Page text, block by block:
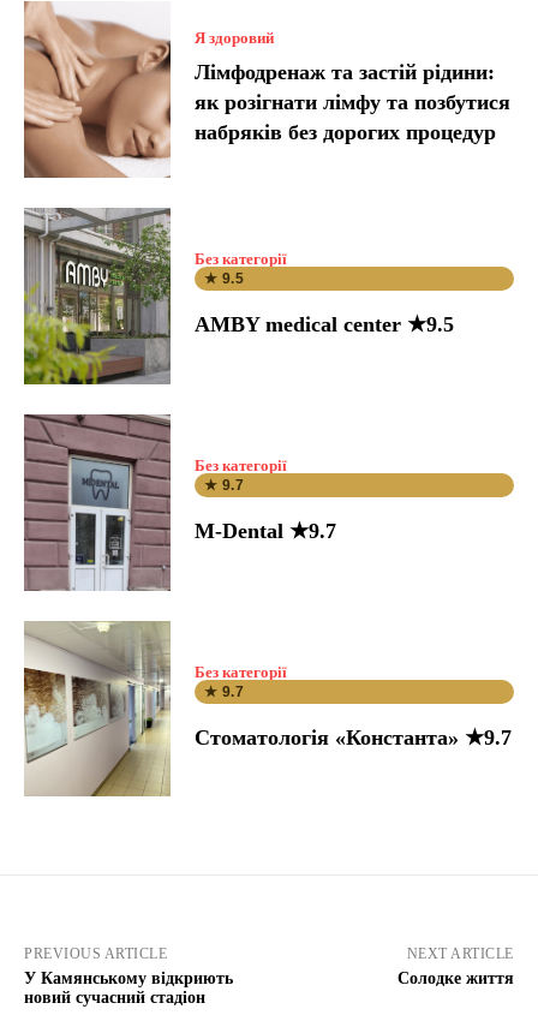
Я здоровий
Лімфодренаж та застій рідини:
як розігнати лімфу та позбутися
набряків без дорогих процедур
Без категорії
★ 9.5
AMBY medical center ★9.5
Без категорії
★ 9.7
M-Dental ★9.7
Без категорії
★ 9.7
Стоматологія «Константа» ★9.7
PREVIOUS ARTICLE
У Камянському відкриють
новий сучасний стадіон
NEXT ARTICLE
Солодке життя